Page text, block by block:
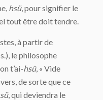
hsü, pour signifier le
tout être doit tendre.
à partir de
s.), le philosophe
t’ai-hsü, « Vide
de sorte que ce
, qui deviendra le